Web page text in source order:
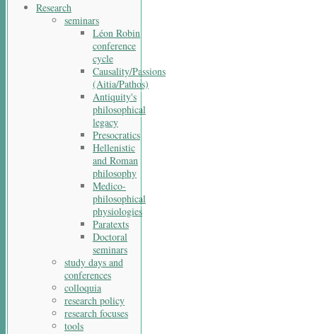
Research
seminars
Léon Robin
conference
cycle
Causality/Passions
(Aitia/Pathos)
Antiquity's
philosophical
legacy
Presocratics
Hellenistic
and Roman
philosophy
Medico-
philosophical
physiologies
Paratexts
Doctoral
seminars
study days and
conferences
colloquia
research policy
research focuses
tools